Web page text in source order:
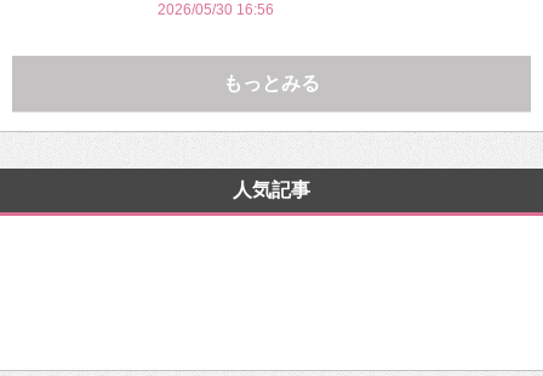
2026/05/30 16:56
もっとみる
人気記事